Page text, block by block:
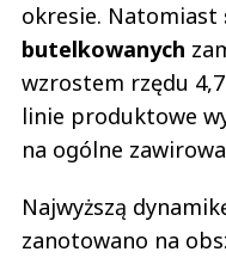
okresie. Natomiast
butelkowanych
wzrostem rzędu
linie produktowe
na ogólne
Najwyższą
zanotowano na